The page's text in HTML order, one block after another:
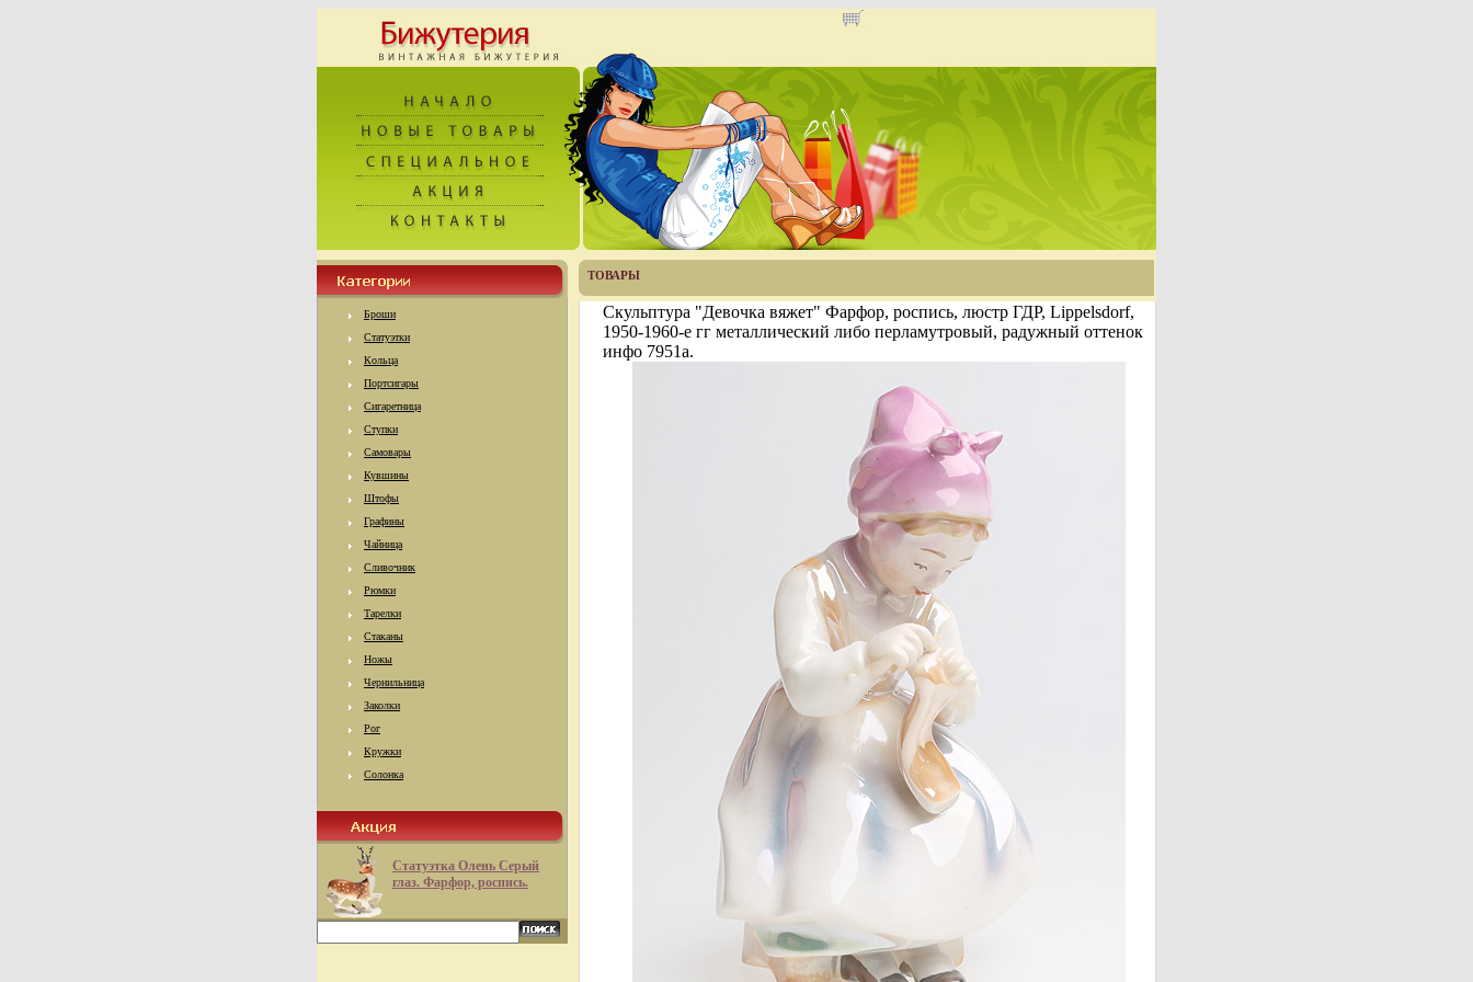
Броши
Статуэтки
Кольца
Портсигары
Сигаретница
Ступки
Самовары
Кувшины
Штофы
Графины
Чайница
Сливочник
Рюмки
Тарелки
Стаканы
Ножы
Чернильница
Заколки
Рог
Кружки
Солонка
Статуэтка Олень Серый
глаз. Фарфор, роспись.
ТОВАРЫ
Скульптура "Девочка вяжет" Фарфор, роспись, люстр ГДР, Lippelsdorf,
1950-1960-е гг металлический либо перламутровый, радужный оттенок
инфо 7951a.